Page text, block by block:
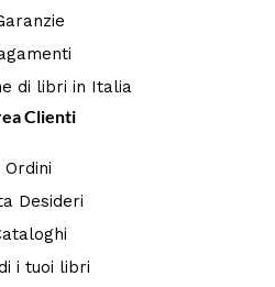
di libri in Italia
Clienti
Ordini
Desideri
i tuoi libri